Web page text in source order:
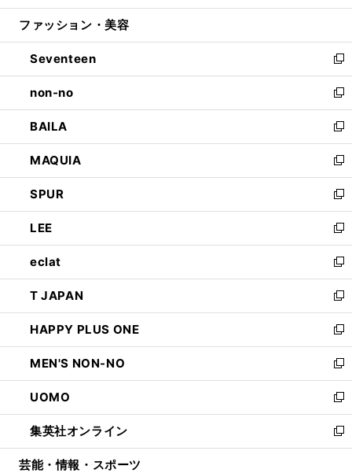
開
ウ
開
く
ン
ウ
で
開
く
ウ
ン
ド
ウ
で
開
く
ファッション・美容
Seventeen
新
し
い
ウ
ィ
ン
ド
ウ
で
開
く
non-no
新
し
い
ウ
ィ
ン
ド
ウ
で
開
く
BAILA
新
し
い
ウ
ィ
ン
ド
ウ
で
開
く
MAQUIA
新
し
い
ウ
ィ
ン
ド
ウ
で
開
く
SPUR
新
し
い
ウ
ィ
ン
ド
ウ
で
開
く
LEE
新
し
い
ウ
ィ
ン
ド
ウ
で
開
く
eclat
新
し
い
ウ
ィ
ン
ド
ウ
で
開
く
T JAPAN
新
し
い
ウ
ィ
ン
ド
ウ
で
開
HAPPY PLUS ONE
新
し
い
ウ
ィ
ン
ド
ウ
MEN'S NON-NO
新
し
い
ウ
ィ
ン
UOMO
新
し
い
ウ
集英社オンライン
新
し
芸能・情報・スポーツ